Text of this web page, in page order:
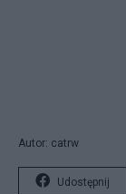
Autor: catrw
Udostępnij